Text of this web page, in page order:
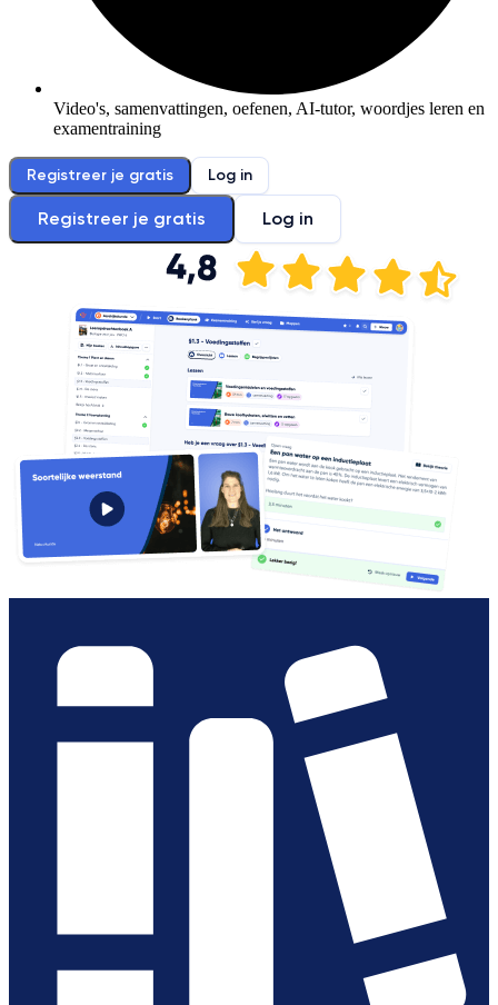
Video's, samenvattingen, oefenen, AI-tutor, woordjes leren en
examentraining
Registreer je gratis Log in
Registreer je gratis Log in